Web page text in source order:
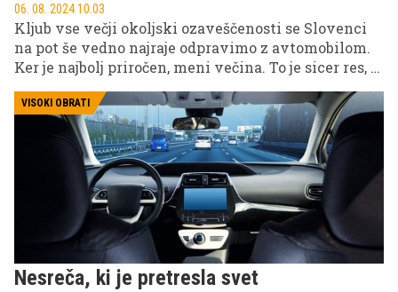
06. 08. 2024 10.03
Kljub vse večji okoljski ozaveščenosti se Slovenci
na pot še vedno najraje odpravimo z avtomobilom.
Ker je najbolj priročen, meni večina. To je sicer res, a
nepopisni gneči na mestnih vpadnicah in kako
dolge znajo biti kolone vozil zaradi del na cesti ali
prometne nesreče. Tovrstne situacije vas stanejo
ogromno časa, živcev, povrhu pa še močno
obremenijo okolje. Prav zato velja razmisliti o
alternativnih možnostih, kot je denimo vlak.
VISOKI OBRATI
Nesreča, ki je pretresla svet